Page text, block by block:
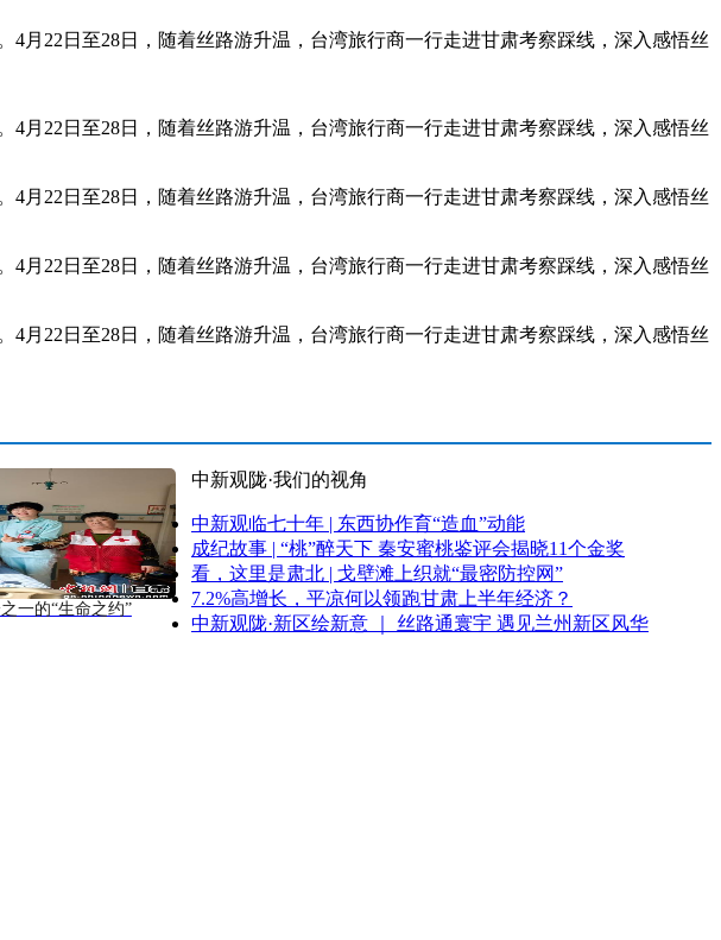
22日至28日，随着丝路游升温，台湾旅行商一行走进甘肃考察踩线，深入感悟丝
月22日至28日，随着丝路游升温，台湾旅行商一行走进甘肃考察踩线，深入感悟丝
月22日至28日，随着丝路游升温，台湾旅行商一行走进甘肃考察踩线，深入感悟丝
月22日至28日，随着丝路游升温，台湾旅行商一行走进甘肃考察踩线，深入感悟丝
月22日至28日，随着丝路游升温，台湾旅行商一行走进甘肃考察踩线，深入感悟丝
一的“生命之约”
中新观陇·我们的视角
中新观临七十年 | 东西协作育“造血”动能
成纪故事 | “桃”醉天下 秦安蜜桃鉴评会揭晓11个金奖
看，这里是肃北 | 戈壁滩上织就“最密防控网”
7.2%高增长，平凉何以领跑甘肃上半年经济？
中新观陇·新区绘新意 ｜ 丝路通寰宇 遇见兰州新区风华